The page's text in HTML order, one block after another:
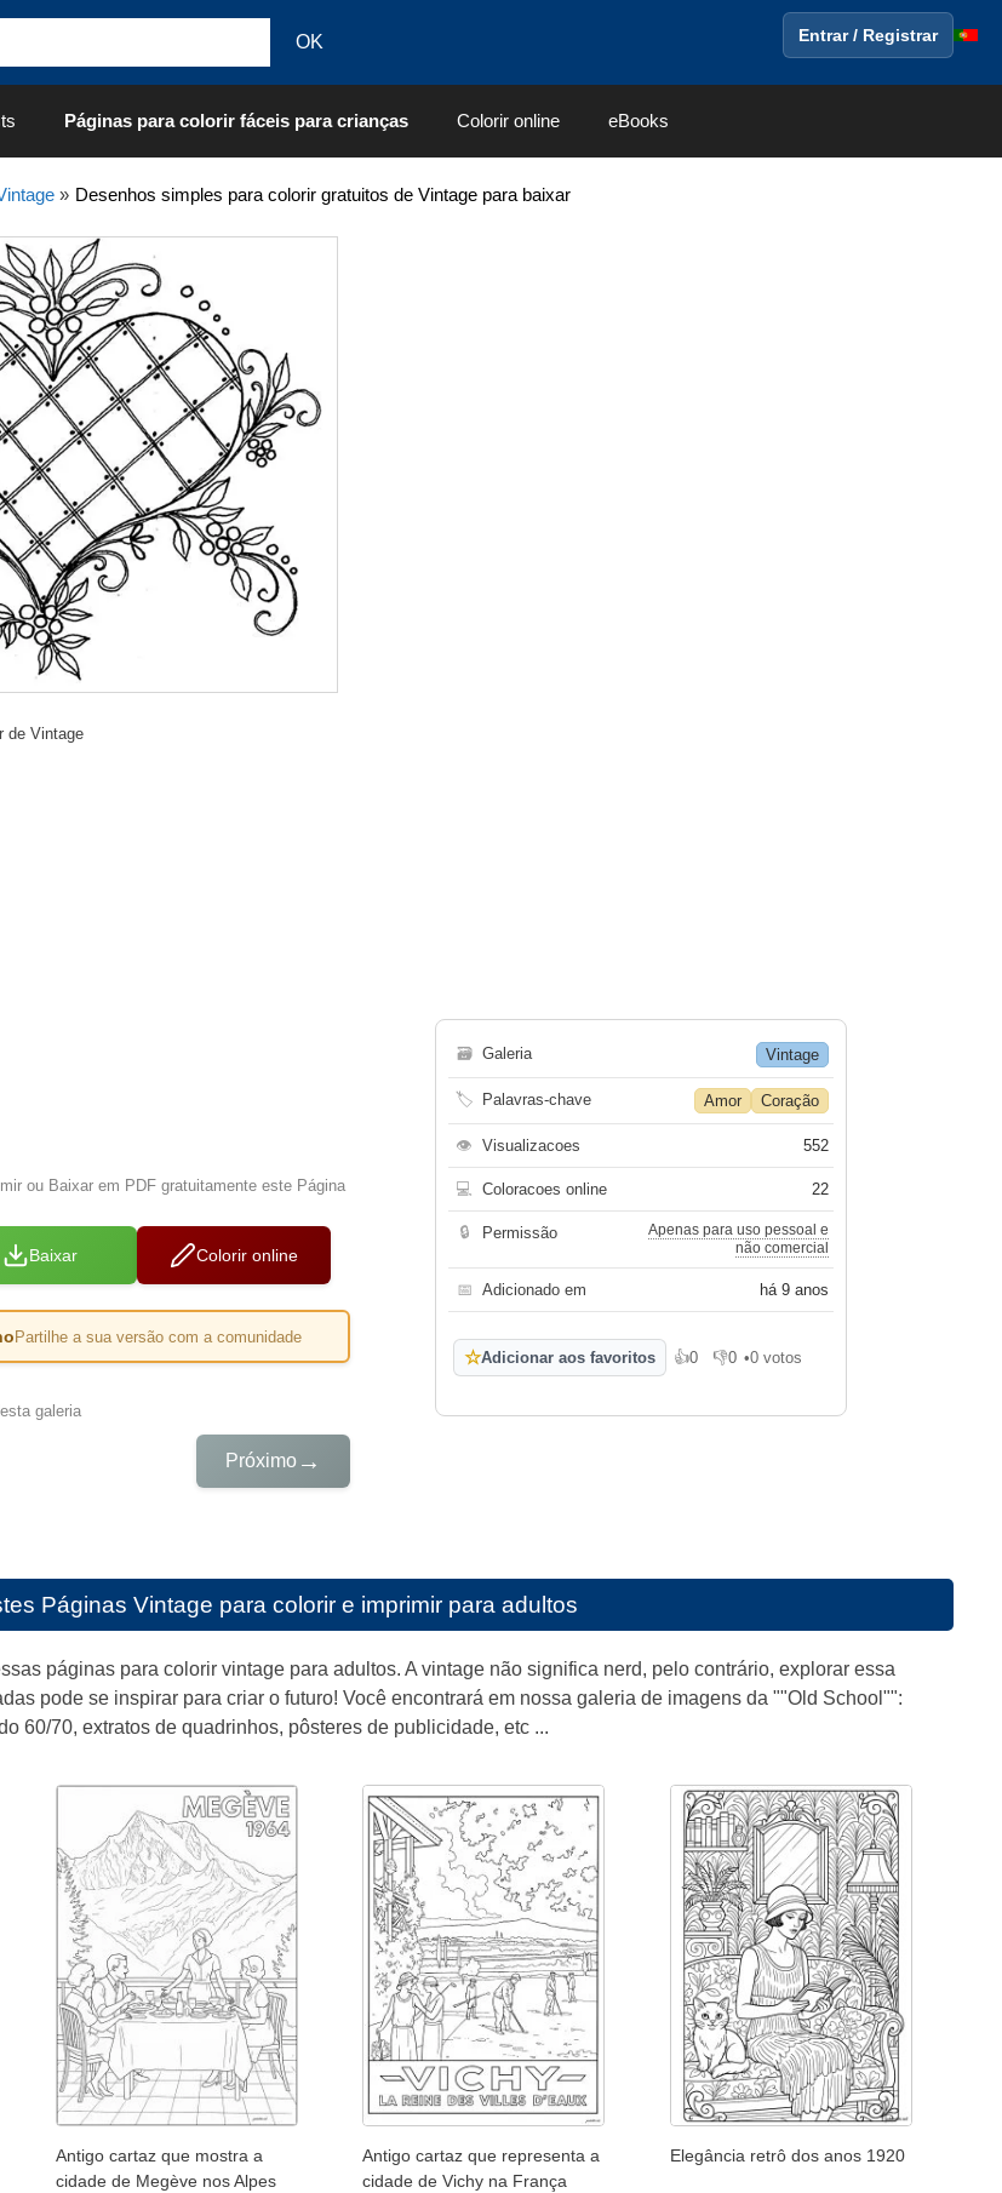
Entrar / Registrar
Páginas para colorir fáceis para crianças Colorir online eBooks
» Desenhos simples para colorir gratuitos de Vintage para baixar
de Vintage
ou Baixar em PDF gratuitamente este Página
Baixar Colorir online
Partilhe a sua versão com a comunidade
galeria
Próximo →
🗃 Galeria Vintage
🏷 Palavras-chave Amor Coração
👁 Visualizacoes 552
💻 Coloracoes online 22
🔒 Permissão
Apenas para uso pessoal e
não comercial
📅 Adicionado em há 9 anos
☆Adicionar aos favoritos 👍0
Gosto 👎0
Não gosto
•0 votos
Páginas Vintage para colorir e imprimir para adultos
páginas para colorir vintage para adultos. A vintage não significa nerd, pelo contrário, explorar essa
pode se inspirar para criar o futuro! Você encontrará em nossa galeria de imagens da ""Old School"":
60/70, extratos de quadrinhos, pôsteres de publicidade, etc ...
Antigo cartaz que mostra a
cidade de Megève nos Alpes
Antigo cartaz que representa a
cidade de Vichy na França
Elegância retrô dos anos 1920